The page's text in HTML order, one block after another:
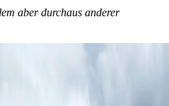
aber durchaus anderer